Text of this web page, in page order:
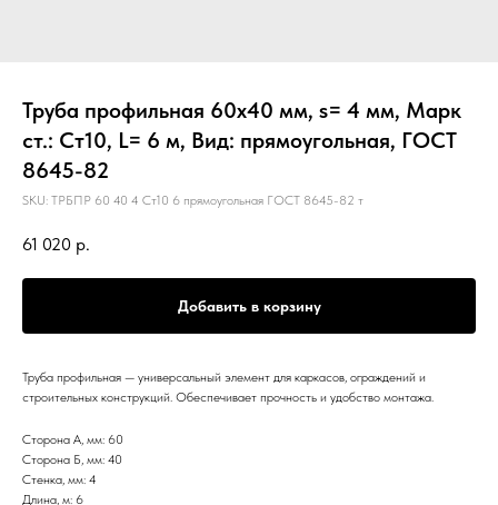
Труба профильная 60х40 мм, s= 4 мм, Марк
ст.: Ст10, L= 6 м, Вид: прямоугольная, ГОСТ
8645-82
SKU: ТРБПР 60 40 4 Ст10 6 прямоугольная ГОСТ 8645-82 т
61 020 р.
Добавить в корзину
Труба профильная — универсальный элемент для каркасов, ограждений и
строительных конструкций. Обеспечивает прочность и удобство монтажа.
Сторона А, мм: 60
Сторона Б, мм: 40
Стенка, мм: 4
Длина, м: 6